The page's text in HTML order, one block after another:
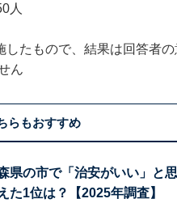
人
たもので、結果は回答者
ん
らもおすすめ
県の市で「治安がいい」と
た1位は？【2025年調査】